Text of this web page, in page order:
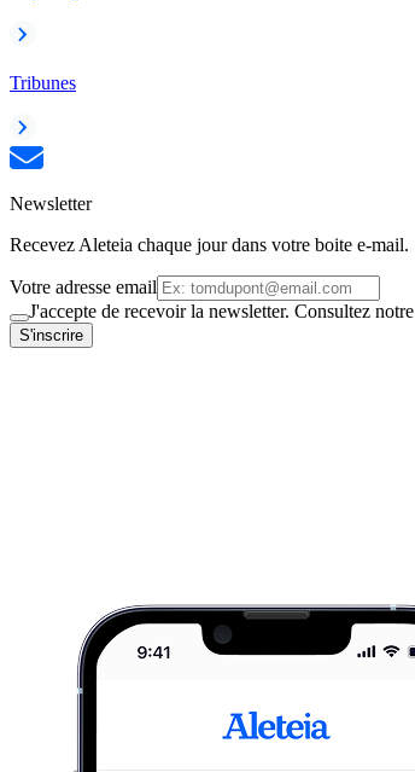
Tribunes
Newsletter
Recevez Aleteia chaque jour dans votre boite e-mail.
Votre adresse email
J'accepte de recevoir la newsletter. Consultez notre
S'inscrire